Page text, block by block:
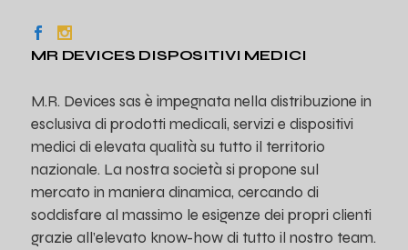
MR DEVICES DISPOSITIVI MEDICI
M.R. Devices sas è impegnata nella distribuzione in
esclusiva di prodotti medicali, servizi e dispositivi
medici di elevata qualità su tutto il territorio
nazionale. La nostra società si propone sul
mercato in maniera dinamica, cercando di
soddisfare al massimo le esigenze dei propri clienti
grazie all’elevato know-how di tutto il nostro team.